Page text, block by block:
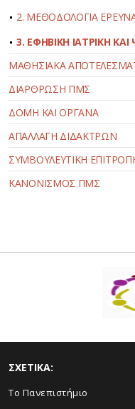
2. ΜΕΘΟΔΟΛΟΓΙΑ
3. ΕΦΗΒΙΚΗ ΙΑΤΡΙΚΗ
ΜΑΘΗΣΙΑΚΑ
ΔΙΑΡΘΡΩΣΗ ΠΜΣ
ΔΟΜΗ ΚΑΙ ΟΡΓΑΝΑ
ΑΠΑΛΛΑΓΗ ΔΙΔΑΚΤΡΩΝ
ΣΥΜΒΟΥΛΕΥΤΙΚΗ
ΚΑΝΟΝΙΣΜΟΣ ΠΜΣ
ΣΧΕΤΙΚΑ:
Το Πανεπιστήμιο